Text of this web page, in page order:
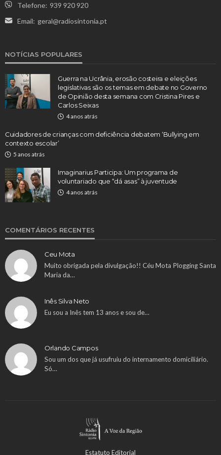
Telefone: 939 920 920
Email: geral@radiosintonia.pt
NOTÍCIAS POPULARES
Guerra na Ucrânia, erosão costeira e eleições
legislativas são os temas em debate no Governo
de Opinião desta semana com Cristina Pires e
Carlos Seixas
4 anos atrás
Cuidadores de crianças com deficiência debatem ‘Bullying em
contexto escolar’
5 anos atrás
Imaginarius Participa: Um programa de
voluntariado que “dá asas” à juventude
4 anos atrás
COMENTÁRIOS RECENTES
Ceu Mota
Muito obrigada pela divulgação!! Céu Mota Plogging Santa
Maria da…
Inês Silva Neto
Eu sou a Inês tem 13 anos e sou de…
Orlando Campos
Sou um dos que já usufruiu do internamento domiciliário.
Só…
Estatuto Editorial